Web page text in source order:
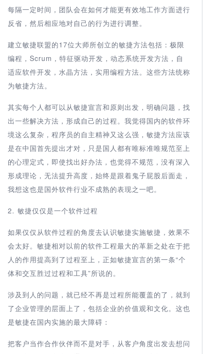
每隔一定时间，团队会在如何才能更有效地工作方面进行
反省，然后相应地对自己的行为进行调整。
建立敏捷联盟的17位大师所创立的敏捷方法包括：极限
编程，Scrum，特征驱动开发，动态系统开发方法，自
适应软件开发，水晶方法，实用编程方法。这些方法统称
为敏捷方法。
其实每个人都可以从敏捷宣言和原则出发，明确问题，找
出一些解决方法，形成自己的过程。我觉得国内的软件环
境这么复杂，程序员的自主精神又这么强，敏捷方法应该
是在中国首先提出才对，只是国人都有唯标准唯规范至上
的心理定式，即使找出好办法，也觉得不规范，没有深入
形成理论，无法提升高度，始终是跟着鬼子屁股后面走，
我想这也是国外软件行业不成熟的表现之一吧。
2. 敏捷仅仅是一个软件过程
如果仅仅从软件过程的角度去认识敏捷实施敏捷，效果不
会太好。敏捷相对以前的软件工程最大的革新之处在于把
人的作用提高到了过程至上，正如敏捷宣言的第一条“个
体和交互胜过过程和工具”所说的。
涉及到人的问题，就已经不再是过程所能覆盖的了，就到
了企业管理的层面上了，包括企业的价值观和文化。这也
是敏捷在国内实施的最大障碍：
把客户当作合作伙伴而不是对手，从客户角度出发去想问